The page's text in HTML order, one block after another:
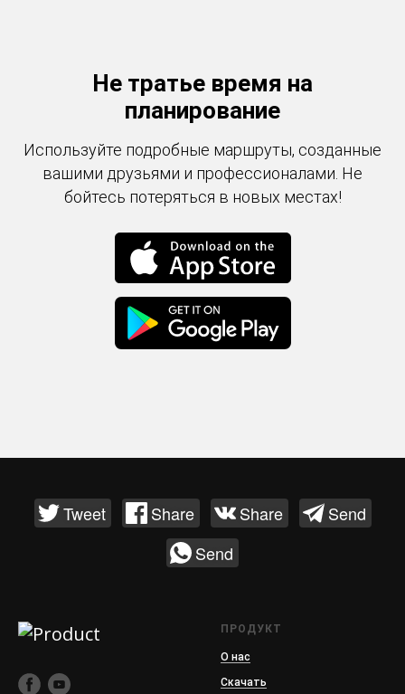
Не тратье время на
планирование
Используйте подробные маршруты, созданные
вашими друзьями и профессионалами. Не
бойтесь потеряться в новых местах!
Tweet Share Share
Send
Send
ПРОДУКТ
О нас
Скачать